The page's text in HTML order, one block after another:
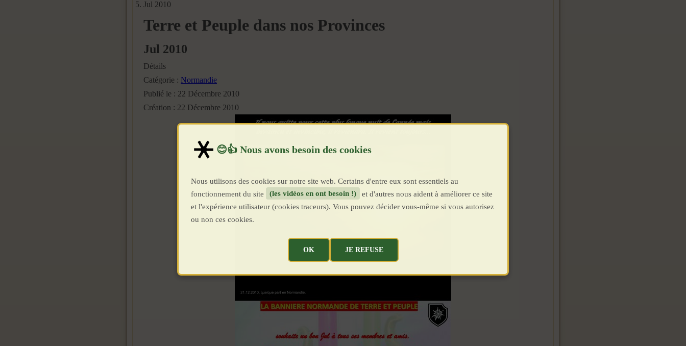
Jul 2010
Terre et Peuple dans nos Provinces
Jul 2010
Détails
Catégorie : Normandie
Publié le : 22 Décembre 2010
Création : 22 Décembre 2010
Nous utilisons des cookies sur notre site web. Certains d'entre eux sont essentiels au
fonctionnement du site
(les vidéos en ont besoin !)
et d'autres nous aident à améliorer ce site
et l'expérience utilisateur (cookies traceurs). Vous pouvez décider vous-même si vous autorisez
ou non ces cookies.
OK JE REFUSE